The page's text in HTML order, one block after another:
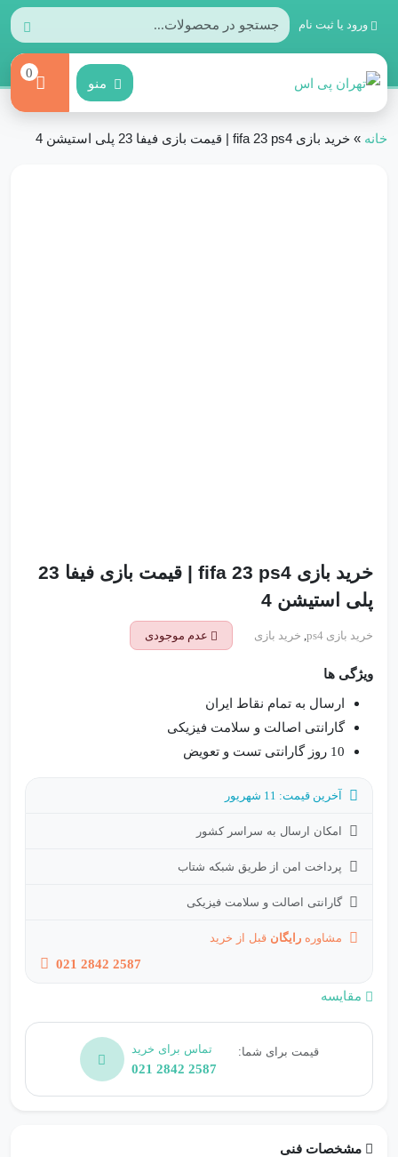
ورود یا ثبت نام
منو
0
خانه » خرید بازی fifa 23 ps4 | قیمت بازی فیفا 23 پلی استیشن 4
خرید بازی fifa 23 ps4 | قیمت بازی فیفا 23
پلی استیشن 4
خرید بازی ps4 , خرید بازی عدم موجودی
ویژگی ها
ارسال به تمام نقاط ایران
گارانتی اصالت و سلامت فیزیکی
10 روز گارانتی تست و تعویض
آخرین قیمت: 11 شهریور
امکان ارسال به سراسر کشور
پرداخت امن از طریق شبکه شتاب
گارانتی اصالت و سلامت فیزیکی
مشاوره رایگان قبل از خرید
021 2842 2587
مقایسه
قیمت برای شما: تماس برای خرید
021 2842 2587
مشخصات فنی